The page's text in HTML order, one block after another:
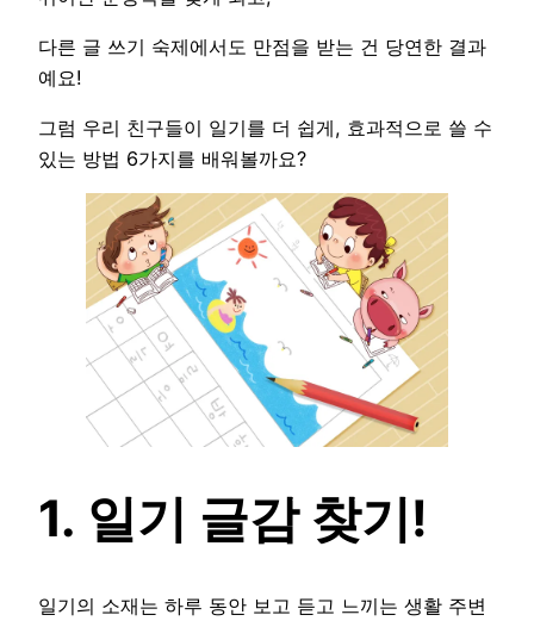
다른 글 쓰기 숙제에서도 만점을 받는 건 당연한 결과
예요!
그럼 우리 친구들이 일기를 더 쉽게, 효과적으로 쓸 수
있는 방법 6가지를 배워볼까요?
1. 일기 글감 찾기!
일기의 소재는 하루 동안 보고 듣고 느끼는 생활 주변